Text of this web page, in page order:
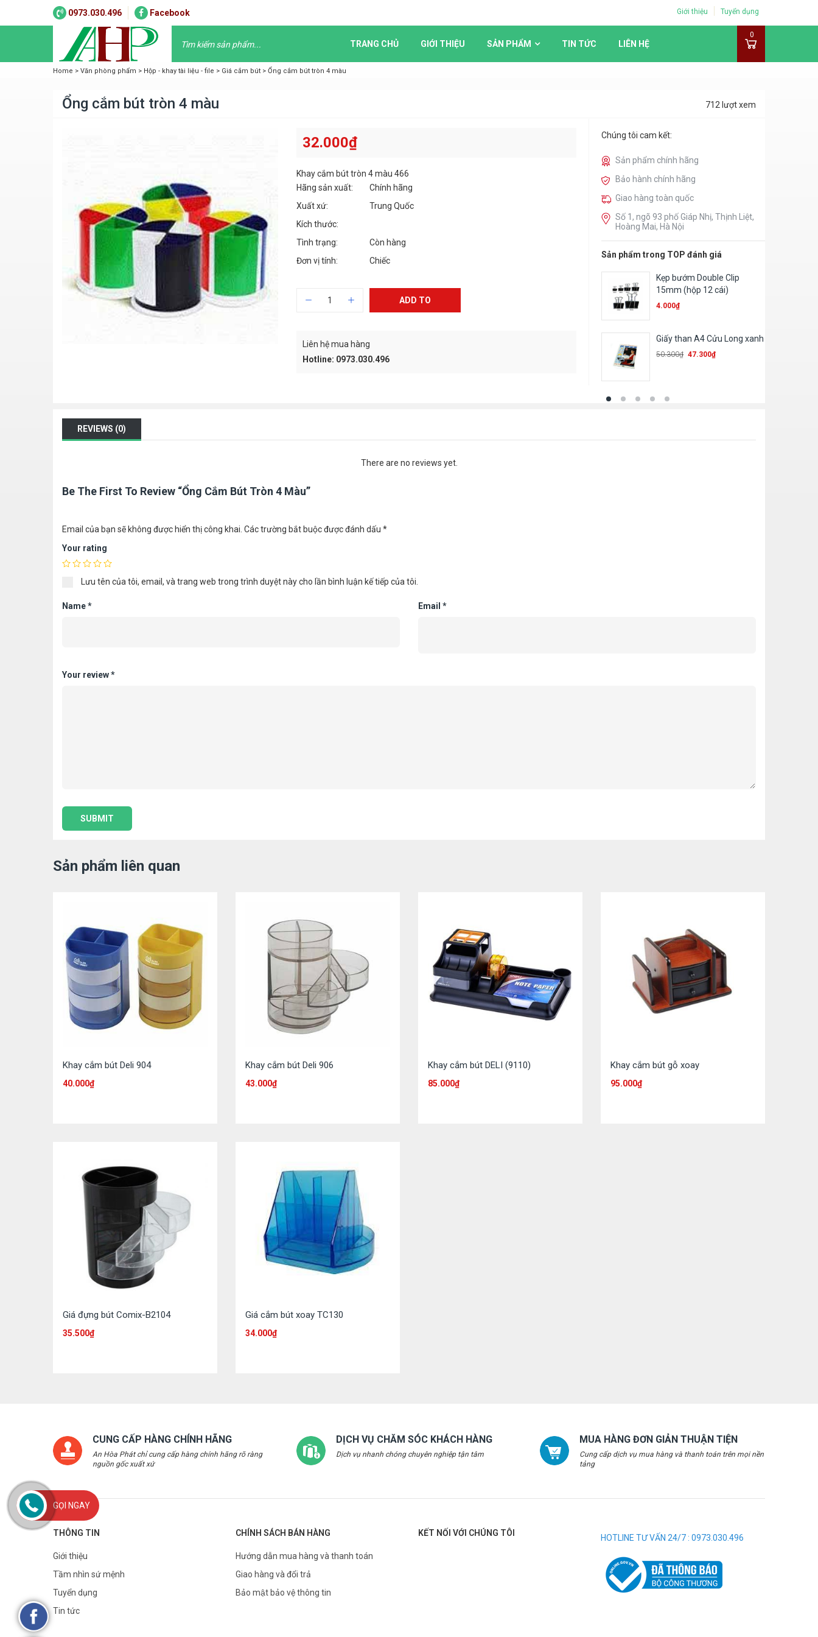
0973.030.496 Facebook Giới thiệu Tuyển dụng
TRANG CHỦ GIỚI THIỆU SẢN PHẨM TIN TỨC LIÊN HỆ
0
Home > Văn phòng phẩm > Hộp - khay tài liệu - file > Giá cắm bút > Ổng cắm bút tròn 4 màu
Ổng cắm bút tròn 4 màu 712 lượt xem
32.000₫
Khay cắm bút tròn 4 màu 466
Hãng sản xuất:
Chính hãng
Xuất xứ:
Trung Quốc
Kích thước:
Tình trạng:
Còn hàng
Đơn vị tính:
Chiếc
ADD TO
Liên hệ mua hàng
Hotline: 0973.030.496
Chúng tôi cam kết:
Sản phẩm chính hãng
Bảo hành chính hãng
Giao hàng toàn quốc
Số 1, ngõ 93 phố Giáp Nhị, Thịnh Liệt,
Hoàng Mai, Hà Nội
Sản phẩm trong TOP đánh giá
Bút chì 2B – Batos
1.700₫
Sổ 360 card cứng/ mềm
78.600₫
REVIEWS (0)
There are no reviews yet.
Be The First To Review “Ổng Cắm Bút Tròn 4 Màu”
Email của bạn sẽ không được hiển thị công khai. Các trường bắt buộc được đánh dấu *
Your rating
Lưu tên của tôi, email, và trang web trong trình duyệt này cho lần bình luận kế tiếp của tôi.
Name* Email *
Your review*
Sản phẩm liên quan
Khay cắm bút Deli 904
40.000₫
Khay cắm bút Deli 906
43.000₫
Khay cắm bút DELI (9110)
85.000₫
Khay cắm bút gỗ xoay
95.000₫
Giá đựng bút Comix-B2104
35.500₫
Giá cắm bút xoay TC130
34.000₫
CUNG CẤP HÀNG CHÍNH HÃNG
An Hòa Phát chỉ cung cấp hàng chính hãng rõ ràng
nguồn gốc xuất xứ
DỊCH VỤ CHĂM SÓC KHÁCH HÀNG
Dịch vụ nhanh chóng chuyên nghiệp tận tâm
MUA HÀNG ĐƠN GIẢN THUẬN TIỆN
Cung cấp dịch vụ mua hàng và thanh toán trên mọi nền
tảng
THÔNG TIN
Giới thiệu
Tầm nhìn sứ mệnh
Tuyển dụng
Tin tức
CHÍNH SÁCH BÁN HÀNG
Hướng dẫn mua hàng và thanh toán
Giao hàng và đổi trả
Bảo mật bảo vệ thông tin
KẾT NỐI VỚI CHÚNG TÔI HOTLINE TƯ VẤN 24/7 : 0973.030.496
GỌI NGAY